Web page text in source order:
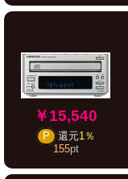
￥15,540
P 還元1％
155pt